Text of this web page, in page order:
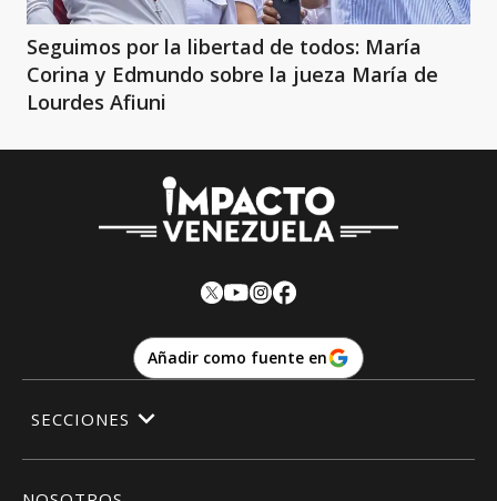
Seguimos por la libertad de todos: María
Corina y Edmundo sobre la jueza María de
Lourdes Afiuni
Añadir como fuente en
SECCIONES